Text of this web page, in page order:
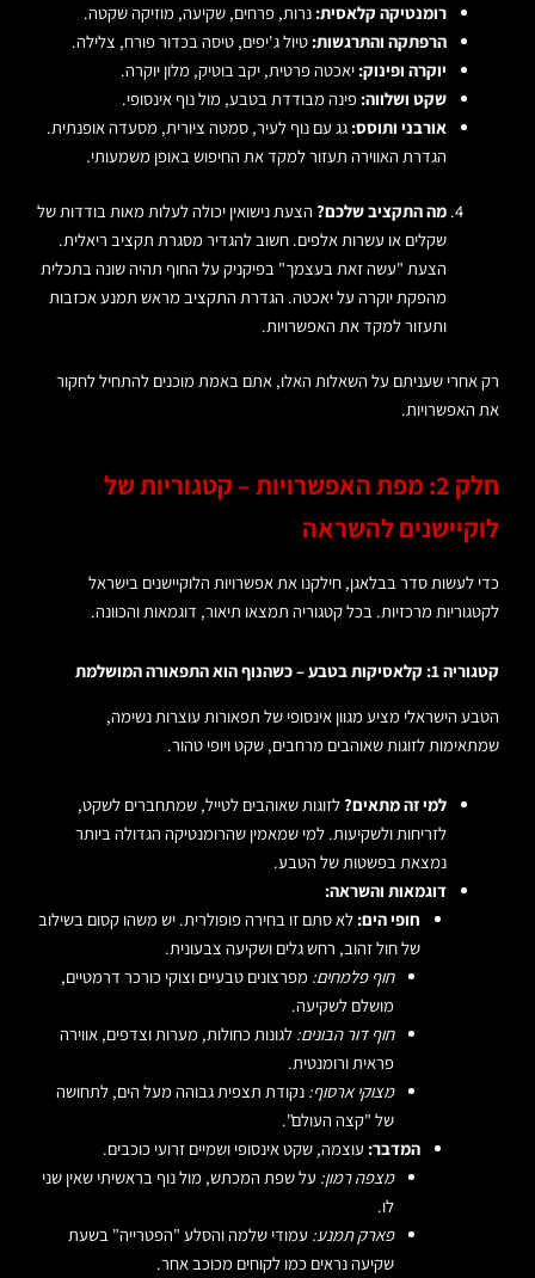
רומנטיקה קלאסית: נרות, פרחים, שקיעה, מוזיקה שקטה.
הרפתקה והתרגשות: טיול ג'יפים, טיסה בכדור פורח, צלילה.
יוקרה ופינוק: יאכטה פרטית, יקב בוטיק, מלון יוקרה.
שקט ושלווה: פינה מבודדת בטבע, מול נוף אינסופי.
אורבני ותוסס: גג עם נוף לעיר, סמטה ציורית, מסעדה אופנתית.
הגדרת האווירה תעזור למקד את החיפוש באופן משמעותי.
מה התקציב שלכם?הצעת נישואין יכולה לעלות מאות בודדות של
שקלים או עשרות אלפים. חשוב להגדיר מסגרת תקציב ריאלית.
הצעת "עשה זאת בעצמך" בפיקניק על החוף תהיה שונה בתכלית
מהפקת יוקרה על יאכטה. הגדרת התקציב מראש תמנע אכזבות
ותעזור למקד את האפשרויות.
רק אחרי שעניתם על השאלות האלו, אתם באמת מוכנים להתחיל לחקור
את האפשרויות.
חלק 2: מפת האפשרויות – קטגוריות של
לוקיישנים להשראה
כדי לעשות סדר בבלאגן, חילקנו את אפשרויות הלוקיישנים בישראל
לקטגוריות מרכזיות. בכל קטגוריה תמצאו תיאור, דוגמאות והכוונה.
קטגוריה 1: קלאסיקות בטבע – כשהנוף הוא התפאורה המושלמת
הטבע הישראלי מציע מגוון אינסופי של תפאורות עוצרות נשימה,
שמתאימות לזוגות שאוהבים מרחבים, שקט ויופי טהור.
למי זה מתאים?לזוגות שאוהבים לטייל, שמתחברים לשקט,
לזריחות ולשקיעות. למי שמאמין שהרומנטיקה הגדולה ביותר
נמצאת בפשטות של הטבע.
דוגמאות והשראה:
חופי הים: לא סתם זו בחירה פופולרית. יש משהו קסום בשילוב
של חול זהוב, רחש גלים ושקיעה צבעונית.
חוף פלמחים: מפרצונים טבעיים וצוקי כורכר דרמטיים,
מושלם לשקיעה.
חוף דור הבונים: לגונות כחולות, מערות וצדפים, אווירה
פראית ורומנטית.
מצוקי ארסוף: נקודת תצפית גבוהה מעל הים, לתחושה
של "קצה העולם".
המדבר: עוצמה, שקט אינסופי ושמיים זרועי כוכבים.
מצפה רמון: על שפת המכתש, מול נוף בראשיתי שאין שני
לו.
פארק תמנע: עמודי שלמה והסלע "הפטרייה" בשעת
שקיעה נראים כמו לקוחים מכוכב אחר.